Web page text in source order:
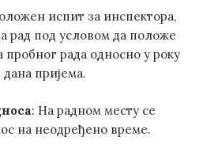
испит за инспектора,
рад под условом да положе
рада односно у року
пријема.
: На радном месту се
на неодређено време.